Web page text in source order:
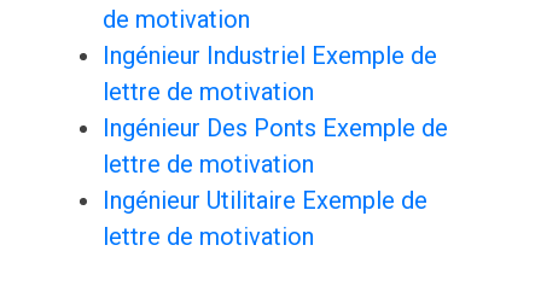
de motivation
Ingénieur Industriel Exemple de
lettre de motivation
Ingénieur Des Ponts Exemple de
lettre de motivation
Ingénieur Utilitaire Exemple de
lettre de motivation